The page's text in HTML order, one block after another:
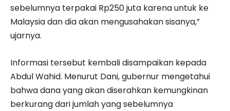
sebelumnya terpakai Rp250 juta karena untuk ke
Malaysia dan dia akan mengusahakan sisanya,”
ujarnya.
Informasi tersebut kembali disampaikan kepada
Abdul Wahid. Menurut Dani, gubernur mengetahui
bahwa dana yang akan diserahkan kemungkinan
berkurang dari jumlah yang sebelumnya